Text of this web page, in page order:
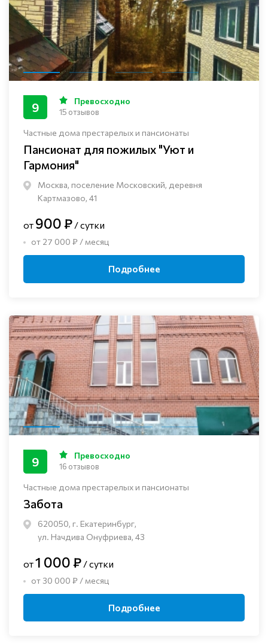
Частные дома престарелых и пансионаты
Пансионат для пожилых "Уют и
Гармония"
Москва, поселение Московский, деревня
Картмазово, 41
9 Превосходно
15 отзывов
от 900 ₽ / сутки
от 27 000 ₽ / месяц
Подробнее
Частные дома престарелых и пансионаты
Забота
620050, г. Екатеринбург,
ул. Начдива Онуфриева, 43
9 Превосходно
16 отзывов
от1 000 ₽ / сутки
от 30 000 ₽ / месяц
Подробнее